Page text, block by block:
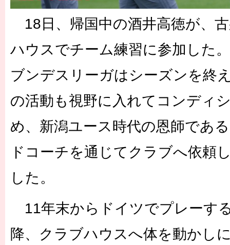
18日、帰国中の酒井高徳が、
ハウスでチーム練習に参加した
ブンデスリーガはシーズンを終
の活動も視野に入れてコンディ
め、新潟ユース時代の恩師であ
ドコーチを通じてクラブへ依頼
した。
11年末からドイツでプレーす
降、クラブハウスへ体を動かし